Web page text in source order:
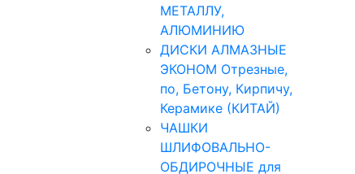
МЕТАЛЛУ,
АЛЮМИНИЮ
ДИСКИ АЛМАЗНЫЕ
ЭКОНОМ Отрезные,
по, Бетону, Кирпичу,
Керамике (КИТАЙ)
ЧАШКИ
ШЛИФОВАЛЬНО-
ОБДИРОЧНЫЕ для